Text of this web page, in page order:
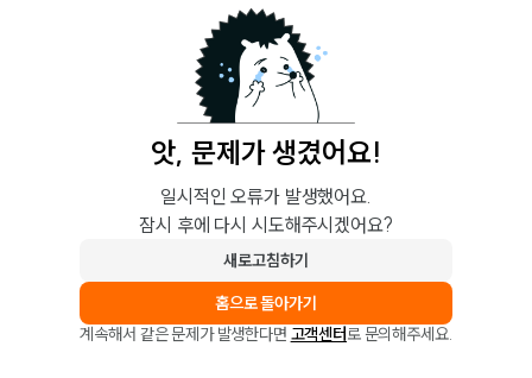
앗, 문제가 생겼어요!
일시적인 오류가 발생했어요.
잠시 후에 다시 시도해주시겠어요?
새로고침하기
홈으로 돌아가기
계속해서 같은 문제가 발생한다면 고객센터로 문의해주세요.